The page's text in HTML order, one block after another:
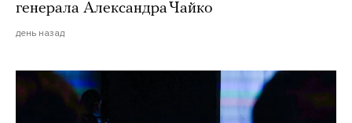
генерала Александра Чайко
день назад